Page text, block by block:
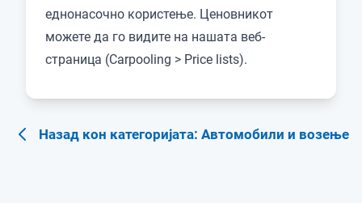
еднонасочно користење. Ценовникот
можете да го видите на нашата веб-
страница (Carpooling > Price lists).
Назад кон категоријата: Автомобили и возење